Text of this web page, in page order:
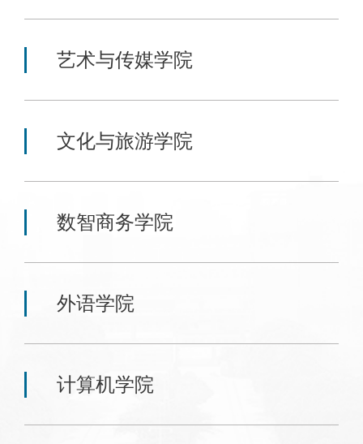
艺术与传媒学院
文化与旅游学院
数智商务学院
外语学院
计算机学院